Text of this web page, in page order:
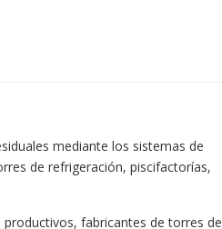
mediante los sistemas de
de refrigeración, piscifactorías,
productivos, fabricantes de torres de